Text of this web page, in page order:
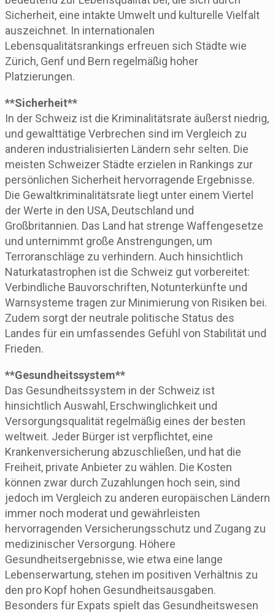
Sicherheit, eine intakte Umwelt und kulturelle Vielfalt
auszeichnet. In internationalen
Lebensqualitätsrankings erfreuen sich Städte wie
Zürich, Genf und Bern regelmäßig hoher
Platzierungen.
**Sicherheit**
In der Schweiz ist die Kriminalitätsrate äußerst niedrig,
und gewalttätige Verbrechen sind im Vergleich zu
anderen industrialisierten Ländern sehr selten. Die
meisten Schweizer Städte erzielen in Rankings zur
persönlichen Sicherheit hervorragende Ergebnisse.
Die Gewaltkriminalitätsrate liegt unter einem Viertel
der Werte in den USA, Deutschland und
Großbritannien. Das Land hat strenge Waffengesetze
und unternimmt große Anstrengungen, um
Terroranschläge zu verhindern. Auch hinsichtlich
Naturkatastrophen ist die Schweiz gut vorbereitet:
Verbindliche Bauvorschriften, Notunterkünfte und
Warnsysteme tragen zur Minimierung von Risiken bei.
Zudem sorgt der neutrale politische Status des
Landes für ein umfassendes Gefühl von Stabilität und
Frieden.
**Gesundheitssystem**
Das Gesundheitssystem in der Schweiz ist
hinsichtlich Auswahl, Erschwinglichkeit und
Versorgungsqualität regelmäßig eines der besten
weltweit. Jeder Bürger ist verpflichtet, eine
Krankenversicherung abzuschließen, und hat die
Freiheit, private Anbieter zu wählen. Die Kosten
können zwar durch Zuzahlungen hoch sein, sind
jedoch im Vergleich zu anderen europäischen Ländern
immer noch moderat und gewährleisten
hervorragenden Versicherungsschutz und Zugang zu
medizinischer Versorgung. Höhere
Gesundheitsergebnisse, wie etwa eine lange
Lebenserwartung, stehen im positiven Verhältnis zu
den pro Kopf hohen Gesundheitsausgaben.
Besonders für Expats spielt das Gesundheitswesen